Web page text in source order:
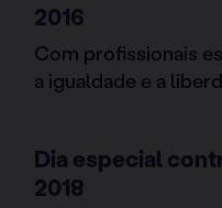
2016
Com profissionais
a igualdade e a
Dia especial
2018